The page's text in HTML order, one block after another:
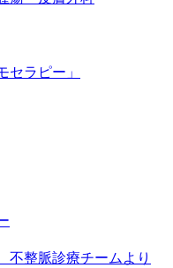
セラピー」
整脈診療チームより